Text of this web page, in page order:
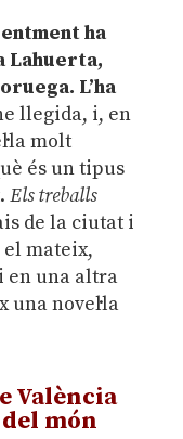
ha
Lahuerta,
L’ha
llegida, i, en
molt
és un tipus
Els treballs
de la ciutat i
el mateix,
en una altra
una novel·la
València
món